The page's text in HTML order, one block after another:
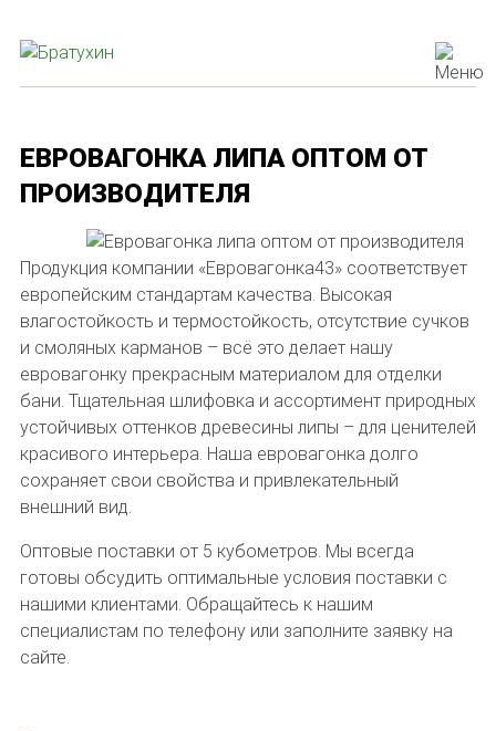
ЕВРОВАГОНКА ЛИПА ОПТОМ ОТ
ПРОИЗВОДИТЕЛЯ
Продукция компании «Евровагонка43» соответствует
европейским стандартам качества. Высокая
влагостойкость и термостойкость, отсутствие сучков
и смоляных карманов – всё это делает нашу
евровагонку прекрасным материалом для отделки
бани. Тщательная шлифовка и ассортимент природных
устойчивых оттенков древесины липы – для ценителей
красивого интерьера. Наша евровагонка долго
сохраняет свои свойства и привлекательный
внешний вид.
Оптовые поставки от 5 кубометров. Мы всегда
готовы обсудить оптимальные условия поставки с
нашими клиентами. Обращайтесь к нашим
специалистам по телефону или заполните заявку на
сайте.